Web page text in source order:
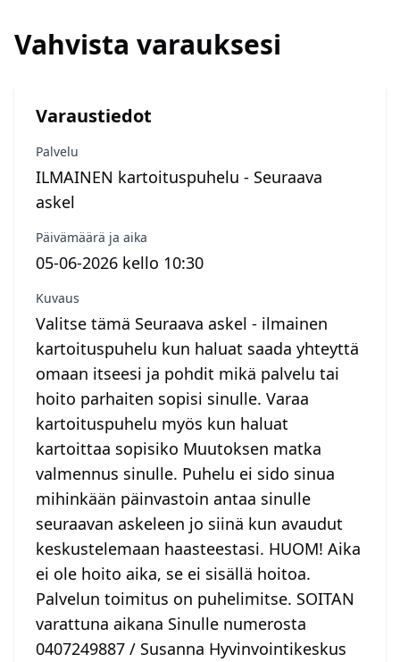
Vahvista varauksesi
Varaustiedot
Palvelu
ILMAINEN kartoituspuhelu - Seuraava
askel
Päivämäärä ja aika
05-06-2026 kello 10:30
Kuvaus
Valitse tämä Seuraava askel - ilmainen
kartoituspuhelu kun haluat saada yhteyttä
omaan itseesi ja pohdit mikä palvelu tai
hoito parhaiten sopisi sinulle. Varaa
kartoituspuhelu myös kun haluat
kartoittaa sopisiko Muutoksen matka
valmennus sinulle. Puhelu ei sido sinua
mihinkään päinvastoin antaa sinulle
seuraavan askeleen jo siinä kun avaudut
keskustelemaan haasteestasi. HUOM! Aika
ei ole hoito aika, se ei sisällä hoitoa.
Palvelun toimitus on puhelimitse. SOITAN
varattuna aikana Sinulle numerosta
0407249887 / Susanna Hyvinvointikeskus